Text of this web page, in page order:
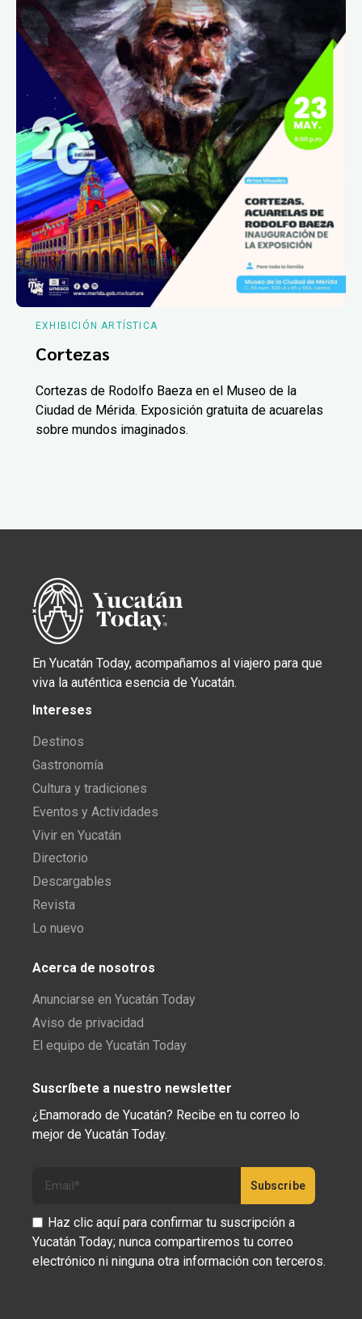
EXHIBICIÓN ARTÍSTICA
Cortezas
Cortezas de Rodolfo Baeza en el Museo de la
Ciudad de Mérida. Exposición gratuita de acuarelas
sobre mundos imaginados.
En Yucatán Today, acompañamos al viajero para que
viva la auténtica esencia de Yucatán.
Intereses
Destinos
Gastronomía
Cultura y tradiciones
Eventos y Actividades
Vivir en Yucatán
Directorio
Descargables
Revista
Lo nuevo
Acerca de nosotros
Anunciarse en Yucatán Today
Aviso de privacidad
El equipo de Yucatán Today
Suscríbete a nuestro newsletter
¿Enamorado de Yucatán? Recibe en tu correo lo
mejor de Yucatán Today.
Haz clic aquí para confirmar tu suscripción a
Yucatán Today; nunca compartiremos tu correo
electrónico ni ninguna otra información con terceros.